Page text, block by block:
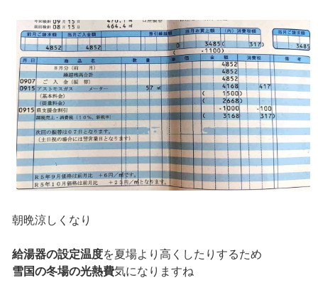
朝晩涼しくなり
給湯器の設定温度を夏場より高くしたりするため
雪国の冬場の光熱費気になりますね